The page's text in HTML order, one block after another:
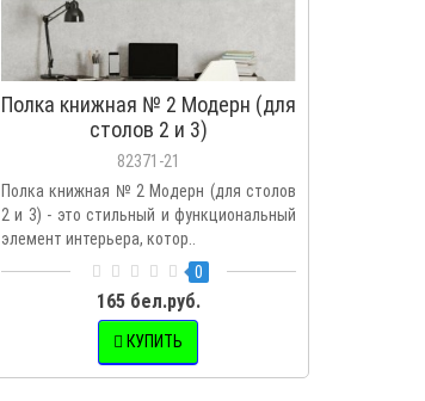
Полка книжная № 2 Модерн (для
столов 2 и 3)
82371-21
Полка книжная № 2 Модерн (для столов
2 и 3) - это стильный и функциональный
элемент интерьера, котор..
0
165 бел.руб.
КУПИТЬ